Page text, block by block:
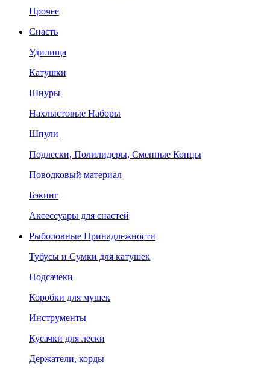
Прочее
Снасть
Удилища
Катушки
Шнуры
Нахлыстовые Наборы
Шпули
Подлески, Полилидеры, Сменные Концы
Поводковый материал
Бэкинг
Аксессуары для снастей
Рыболовные Принадлежности
Тубусы и Сумки для катушек
Подсачеки
Коробки для мушек
Инструменты
Кусачки для лески
Держатели, корды